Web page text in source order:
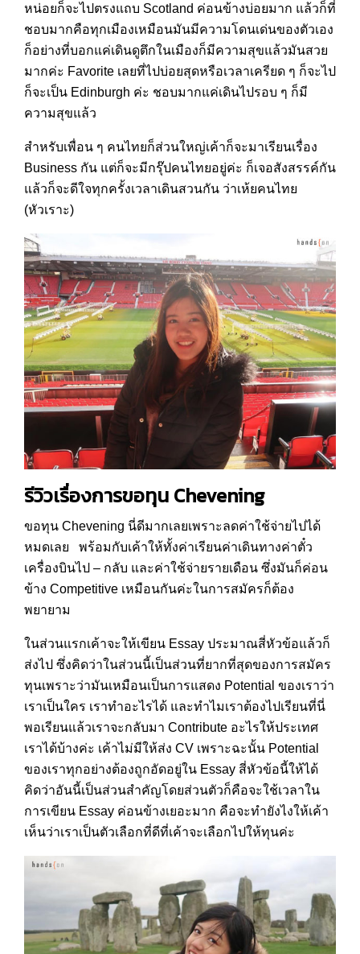
หน่อยก็จะไปตรงแถบ Scotland ค่อนข้างบ่อยมาก แล้วก็ที่
ชอบมากคือทุกเมืองเหมือนมันมีความโดนเด่นของตัวเอง
ก็อย่างที่บอกแค่เดินดูตึกในเมืองก็มีความสุขแล้วมันสวย
มากค่ะ Favorite เลยที่ไปบ่อยสุดหรือเวลาเครียด ๆ ก็จะไป
ก็จะเป็น Edinburgh ค่ะ ชอบมากแค่เดินไปรอบ ๆ ก็มี
ความสุขแล้ว
สำหรับเพื่อน ๆ คนไทยก็ส่วนใหญ่เค้าก็จะมาเรียนเรื่อง
Business กัน แต่ก็จะมีกรุ๊ปคนไทยอยู่ค่ะ ก็เจอสังสรรค์กัน
แล้วก็จะดีใจทุกครั้งเวลาเดินสวนกัน ว่าเห้ยคนไทย
(หัวเราะ)
รีวิวเรื่องการขอทุน Chevening
ขอทุน Chevening นี่ดีมากเลยเพราะลดค่าใช้จ่ายไปได้
หมดเลย พร้อมกับเค้าให้ทั้งค่าเรียนค่าเดินทางค่าตั๋ว
เครื่องบินไป – กลับ และค่าใช้จ่ายรายเดือน ซึ่งมันก็ค่อน
ข้าง Competitive เหมือนกันค่ะในการสมัครก็ต้อง
พยายาม
ในส่วนแรกเค้าจะให้เขียน Essay ประมาณสี่หัวข้อแล้วก็
ส่งไป ซึ่งคิดว่าในส่วนนี้เป็นส่วนที่ยากที่สุดของการสมัคร
ทุนเพราะว่ามันเหมือนเป็นการแสดง Potential ของเราว่า
เราเป็นใคร เราทำอะไรได้ และทำไมเราต้องไปเรียนที่นี่
พอเรียนแล้วเราจะกลับมา Contribute อะไรให้ประเทศ
เราได้บ้างค่ะ เค้าไม่มีให้ส่ง CV เพราะฉะนั้น Potential
ของเราทุกอย่างต้องถูกอัดอยู่ใน Essay สี่หัวข้อนี้ให้ได้
คิดว่าอันนี้เป็นส่วนสำคัญโดยส่วนตัวก็คือจะใช้เวลาใน
การเขียน Essay ค่อนข้างเยอะมาก คือจะทำยังไงให้เค้า
เห็นว่าเราเป็นตัวเลือกที่ดีที่เค้าจะเลือกไปให้ทุนค่ะ